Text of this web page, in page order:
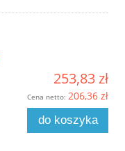
253,83 zł
Cena netto: 206,36 zł
do koszyka